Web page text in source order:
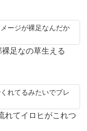
ージが裸足なんだか
足なの草生える
れてるみたいでプレ
れてイロヒがこれつ